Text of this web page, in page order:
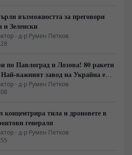
възможността за преговори
Зеленски
- д-р Румен Петков
по Павлоград и Лозова! 80 ракети
важният завод на Украйна е
ли линейки „западни
- д-р Румен Петков
тила и дроновете в
генерали
- д-р Румен Петков